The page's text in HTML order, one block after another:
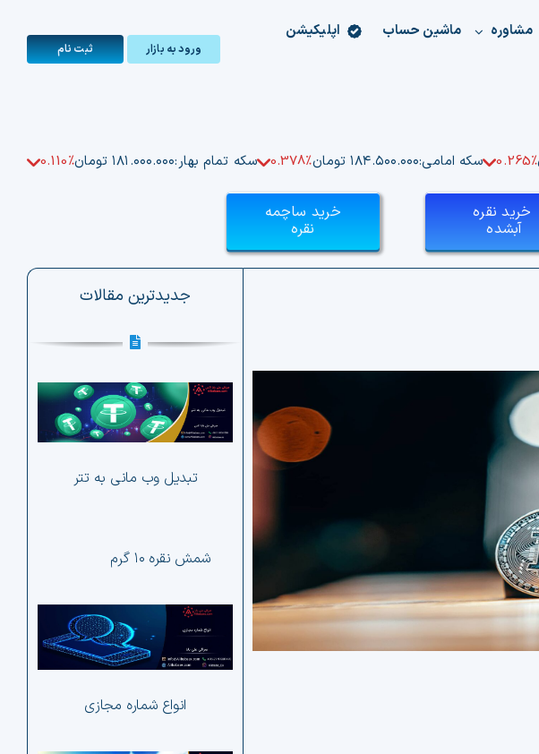
مشاوره ماشین حساب
اپلیکیشن
ورود به بازار ثبت‌ نام
0.265% سکه امامی:۱۸۴.۵۰۰.۰۰۰ تومان 0.378% سکه تمام بهار:۱۸۱.۰۰۰.۰۰۰ تومان 0.110%
خرید نقره
آبشده
خرید ساچمه
نقره
جدیدترین مقالات
تبدیل وب مانی به تتر
شمش نقره ۱۰ گرم
انواع شماره مجازی